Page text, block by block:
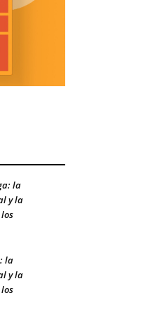
la
y la
la
y la